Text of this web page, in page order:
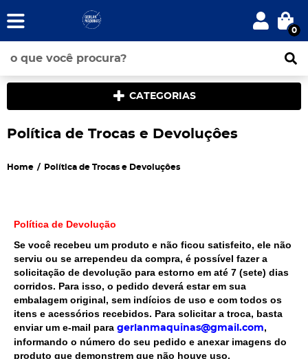
0
CATEGORIAS
Política de Trocas e Devoluçôes
Home Política de Trocas e Devoluçôes
Política de Devolução
Se você recebeu um produto e não ficou satisfeito, ele não
serviu ou se arrependeu da compra, é possível fazer a
solicitação de devolução para estorno em até 7 (sete) dias
corridos. Para isso, o pedido deverá estar em sua
embalagem original, sem indícios de uso e com todos os
itens e acessórios recebidos. Para solicitar a troca, basta
enviar um e-mail para gerlanmaquinas@gmail.com,
informando o número do seu pedido e anexar imagens do
produto que demonstrem que não houve uso.